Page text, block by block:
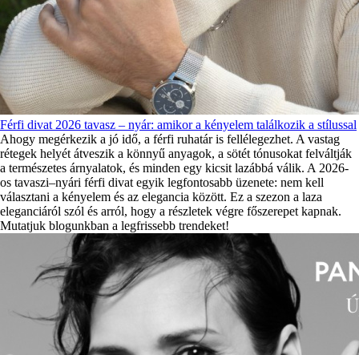
Férfi divat 2026 tavasz – nyár: amikor a kényelem találkozik a stílussal
Ahogy megérkezik a jó idő, a férfi ruhatár is fellélegezhet. A vastag
rétegek helyét átveszik a könnyű anyagok, a sötét tónusokat felváltják
a természetes árnyalatok, és minden egy kicsit lazábbá válik. A 2026-
os tavaszi–nyári férfi divat egyik legfontosabb üzenete: nem kell
választani a kényelem és az elegancia között. Ez a szezon a laza
eleganciáról szól és arról, hogy a részletek végre főszerepet kapnak.
Mutatjuk blogunkban a legfrissebb trendeket!